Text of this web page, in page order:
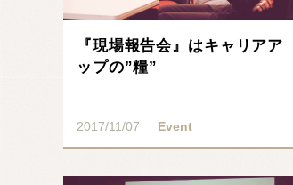
『現場報告会』はキャリアア
ップの”糧”
2017/11/07 Event